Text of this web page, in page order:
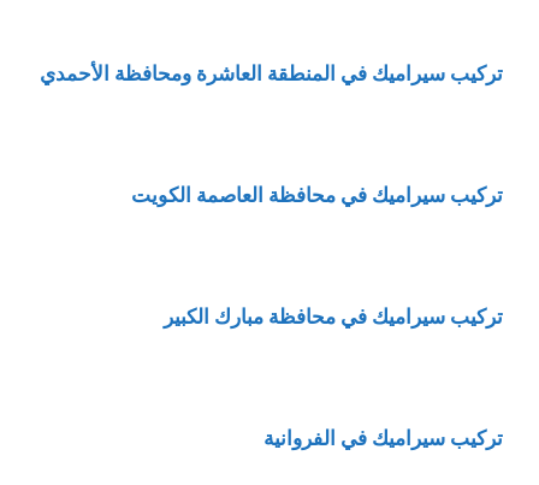
تركيب سيراميك في المنطقة العاشرة ومحافظة الأحمدي
تركيب سيراميك في محافظة العاصمة الكويت
تركيب سيراميك في محافظة مبارك الكبير
تركيب سيراميك في الفروانية